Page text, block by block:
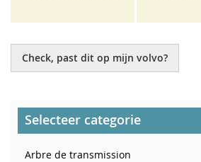
Check, past dit op mijn volvo?
Selecteer categorie
Arbre de transmission